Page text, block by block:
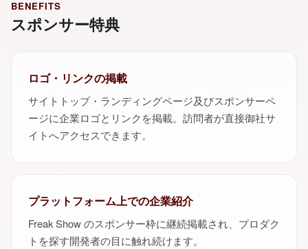
BENEFITS
スポンサー特典
ロゴ・リンクの掲載
サイトトップ・ランディングページ及びスポンサーペ
ージに企業ロゴとリンクを掲載。訪問者が直接御社サ
イトへアクセスできます。
プラットフォーム上での企業紹介
Freak Show のスポンサー枠に継続掲載され、プロダク
トを探す開発者の目に触れ続けます。